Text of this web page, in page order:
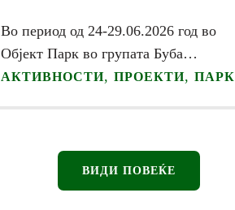
Во период од 24-29.06.2026 год во
Oбјект Парк во групата Буба…
АКТИВНОСТИ, ПРОЕКТИ, ПАРК
ВИДИ ПОВЕЌЕ